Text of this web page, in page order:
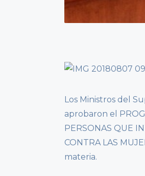
Los Ministros del
aprobaron el
PERSONAS QUE
CONTRA LAS
materia.